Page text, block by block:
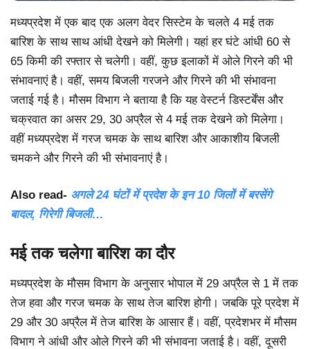
मध्यप्रदेश में एक बाद एक अलग वेदर सिस्टेम के चलते 4 मई तक
बारिश के साथ साथ आंधी देखने को मिलेगी। यहां हर घंटे आंधी 60 से
65 किमी की रफ्तार से चलेगी। वहीं, कुछ इलाकों में ओले गिरने की भी
संभावनाएं है। वहीं, समय बिजली गरजने और गिरने की भी संभावना
जताई गई है। मौसम विभाग ने बताया है कि यह वेस्टर्न डिस्टर्बेंस और
चक्रवात का असर 29, 30 अप्रैल से 4 मई तक देखने को मिलेगा।
वहीं मध्यप्रदेश में गरज चमक के साथ बारिश और आकाशीय बिजली
चमकने और गिरने की भी संभावनाएं है।
Also read- अगले 24 घंटों में प्रदेश के इन 10 जिलों में बरसेंगे
बादल, गिरेगी बिजली…
मई तक चलेगा बारिश का दौर
मध्यप्रदेश के मौसम विभाग के अनुसार भोपाल में 29 अप्रैल से 1 में तक
तेज हवा और गरज चमक के साथ तेज बारिश होगी। जबकि पूरे प्रदेश में
29 और 30 अप्रैल में तेज बारिश के आसार हैं। वहीं, प्रदेशभर में मौसम
विभाग ने आंधी और ओले गिरने की भी संभावना जताई है। वहीं, दूसरी